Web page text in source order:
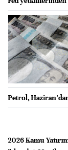
Petrol,
2026 Kamu